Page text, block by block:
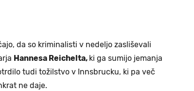
da so kriminalisti v nedeljo zasliševali
Hannesa Reichelta, ki ga sumijo jemanja
tudi tožilstvo v Innsbrucku, ki pa več
ne daje.